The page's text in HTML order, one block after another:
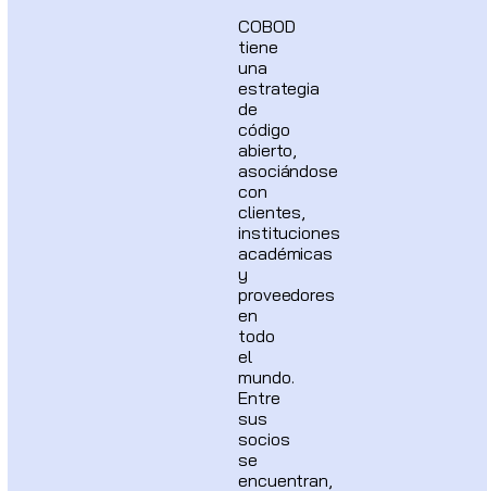
COBOD
tiene
una
estrategia
de
código
abierto,
asociándose
con
clientes,
instituciones
académicas
y
proveedores
en
todo
el
mundo.
Entre
sus
socios
se
encuentran,